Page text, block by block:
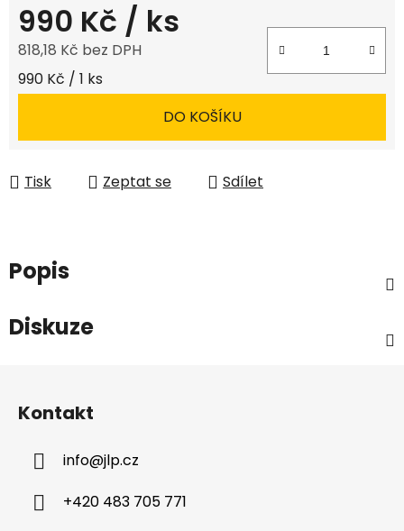
990 Kč / ks
818,18 Kč bez DPH
Měrná cena:
990 Kč / 1 ks
DO KOŠÍKU
Tisk Zeptat se Sdílet
Popis
Diskuze
Kontakt
info@jlp.cz
+420 483 705 771